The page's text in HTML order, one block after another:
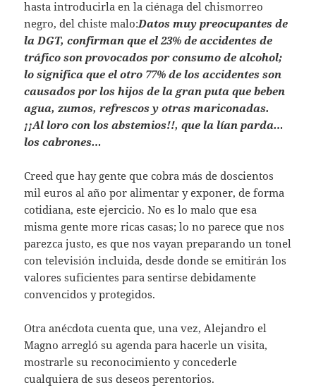
hasta introducirla en la ciénaga del chismorreo
negro, del chiste malo:Datos muy preocupantes de
la DGT, confirman que el 23% de accidentes de
tráfico son provocados por consumo de alcohol;
lo significa que el otro 77% de los accidentes son
causados por los hijos de la gran puta que beben
agua, zumos, refrescos y otras mariconadas.
¡¡Al loro con los abstemios!!, que la lían parda…
los cabrones…
Creed que hay gente que cobra más de doscientos
mil euros al año por alimentar y exponer, de forma
cotidiana, este ejercicio. No es lo malo que esa
misma gente more ricas casas; lo no parece que nos
parezca justo, es que nos vayan preparando un tonel
con televisión incluida, desde donde se emitirán los
valores suficientes para sentirse debidamente
convencidos y protegidos.
Otra anécdota cuenta que, una vez, Alejandro el
Magno arregló su agenda para hacerle un visita,
mostrarle su reconocimiento y concederle
cualquiera de sus deseos perentorios.